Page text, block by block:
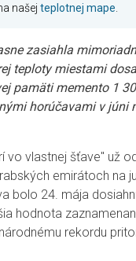
našej teplotnej mape
zasiahla
teploty miestami
pamäti memento 1
horúčavami v júni
vo vlastnej šťave" už
emirátoch na
bolo 24. mája
hodnota
rekordu